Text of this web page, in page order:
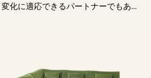
変化に適応できるパートナーでもあり